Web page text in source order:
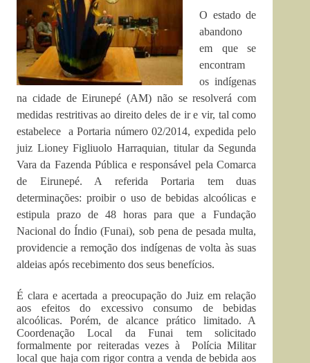
O estado de
abandono
em que se
encontram
os indígenas
na cidade de Eirunepé (AM) não se resolverá com
medidas restritivas ao direito deles de ir e vir, tal como
estabelece a Portaria número 02/2014, expedida pelo
juiz Lioney Figliuolo Harraquian, titular da Segunda
Vara da Fazenda Pública e responsável pela Comarca
de Eirunepé. A referida Portaria tem duas
determinações: proibir o uso de bebidas alcoólicas e
estipula prazo de 48 horas para que a Fundação
Nacional do Índio (Funai), sob pena de pesada multa,
providencie a remoção dos indígenas de volta às suas
aldeias após recebimento dos seus benefícios.
É clara e acertada a preocupação do Juiz em relação
aos efeitos do excessivo consumo de bebidas
alcoólicas. Porém, de alcance prático limitado. A
Coordenação Local da Funai tem solicitado
formalmente por reiteradas vezes à Polícia Militar
local que haja com rigor contra a venda de bebida aos